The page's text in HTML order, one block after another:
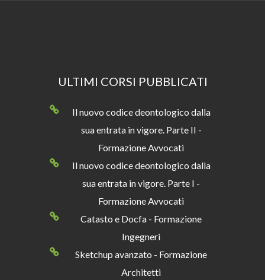
ULTIMI CORSI PUBBLICATI
Il nuovo codice deontologico dalla
sua entrata in vigore. Parte II -
Formazione Avvocati
Il nuovo codice deontologico dalla
sua entrata in vigore. Parte I -
Formazione Avvocati
Catasto e Docfa - Formazione
Ingegneri
Sketchup avanzato - Formazione
Architetti